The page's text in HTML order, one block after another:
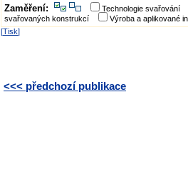
Zaměření:
Technologie svařování
svařovaných konstrukcí
Výroba a aplikované
[Tisk]
<<< předchozí publikace